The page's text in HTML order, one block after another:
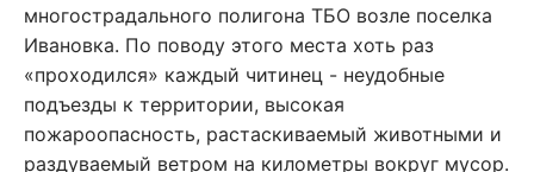
многострадального полигона ТБО возле поселка
Ивановка. По поводу этого места хоть раз
«проходился» каждый читинец - неудобные
подъезды к территории, высокая
пожароопасность, растаскиваемый животными и
раздуваемый ветром на километры вокруг мусор.